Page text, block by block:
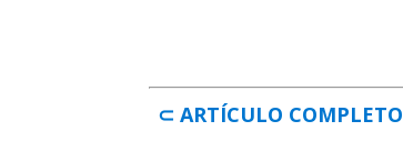
⊂ ARTÍCULO